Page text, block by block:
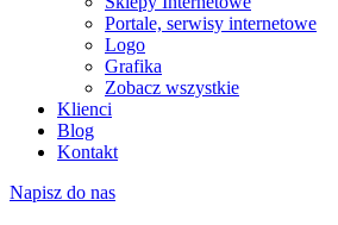
Portale, serwisy internetowe
Logo
Grafika
Zobacz wszystkie
Klienci
Blog
Kontakt
Napisz do nas